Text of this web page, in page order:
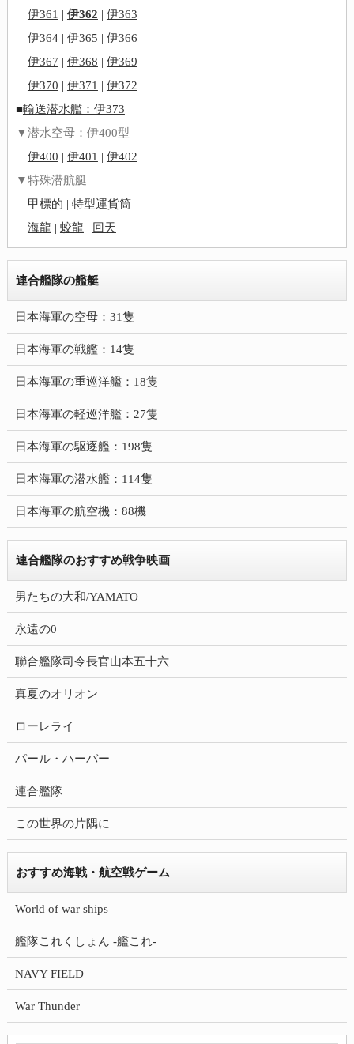
伊361 | 伊362 | 伊363
伊364| 伊365 | 伊366
伊367 | 伊368 | 伊369
伊370 | 伊371 | 伊372
■輸送潜水艦：伊373
▼潜水空母：伊400型
伊400 | 伊401 | 伊402
▼特殊潜航艇
甲標的 | 特型運貨筒
海龍 | 蛟龍 | 回天
連合艦隊の艦艇
日本海軍の空母：31隻
日本海軍の戦艦：14隻
日本海軍の重巡洋艦：18隻
日本海軍の軽巡洋艦：27隻
日本海軍の駆逐艦：198隻
日本海軍の潜水艦：114隻
日本海軍の航空機：88機
連合艦隊のおすすめ戦争映画
男たちの大和/YAMATO
永遠の0
聯合艦隊司令長官山本五十六
真夏のオリオン
ローレライ
パール・ハーバー
連合艦隊
この世界の片隅に
おすすめ海戦・航空戦ゲーム
World of war ships
艦隊これくしょん -艦これ-
NAVY FIELD
War Thunder